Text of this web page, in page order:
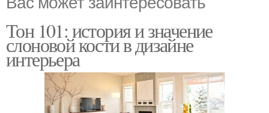
Тон 101: история и значение
слоновой кости в дизайне
интерьера